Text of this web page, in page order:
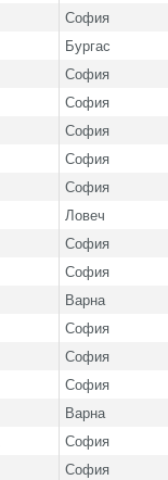
София
Бургас
София
София
София
София
София
Ловеч
София
София
Варна
София
София
София
Варна
София
София